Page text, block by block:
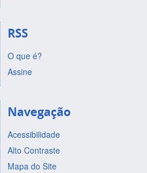
RSS
O que é?
Assine
Navegação
Acessibilidade
Alto Contraste
Mapa do Site